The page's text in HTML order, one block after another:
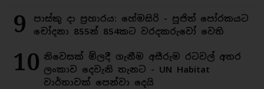
9
පාස්කු දා ප්‍රහාරය: හේමසිරි - පූජිත් පෝරකයට
චෝදනා 855න් 854කට වරදකරුවෝ වෙති
10 නිවෙසක් මිලදී ගැනීම අසීරුම රටවල් අතර
ලංකාව දෙවැනි තැනට - UN Habitat
වාර්තාවක් පෙන්වා දෙයි